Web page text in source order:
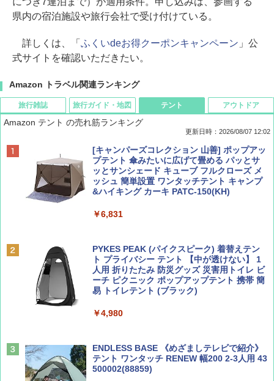
県内の宿泊施設や旅行会社で受け付けている。
詳しくは、「 ふくいdeお得クーポンキャンペーン 」公
式サイトを確認いただきたい。
Amazon トラベル関連ランキング
旅行雑誌
ディズニーファン ２０２６年 ９月号 [雑
誌] (ＤＩＳＮＥＹ ＦＡＮ)
￥713
￥1,500
旅行ガイド・地図
D40 地球の歩き方 チェンマイ タイ北部の魅
力的な町 2026～2027 地球の歩き方D アジア
￥2,079
￥2,479
テント
Amazon テント の売れ筋ランキング
更新日時：2026/08/07 12:02
[キャンパーズコレクション 山善] ポップアッ
プテント 傘みたいに広げて畳める パッとサ
ッとサンシェード キューブ フルクローズ メ
ッシュ 簡単設置 ワンタッチテント キャンプ
&ハイキング カーキ PATC-150(KH)
￥6,831
PYKES PEAK (パイクスピーク) 着替えテン
ト プライバシー テント 【中が透けない】 1
人用 折りたたみ 防災グッズ 災害用トイレ ビ
ーチ ピクニック ポップアップテント 携帯 簡
易 トイレテント (ブラック)
￥4,980
ENDLESS BASE 《めざましテレビで紹介》
テント ワンタッチ RENEW 幅200 2-3人用 43
500002(88859)
アウトドア